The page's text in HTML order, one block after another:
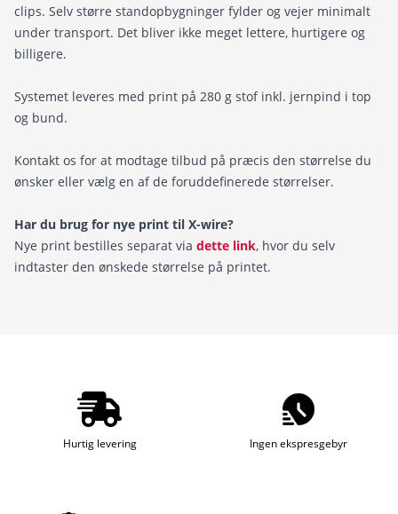
clips. Selv større standopbygninger fylder og vejer minimalt
under transport. Det bliver ikke meget lettere, hurtigere og
billigere.
Systemet leveres med print på 280 g stof inkl. jernpind i top
og bund.
Kontakt os for at modtage tilbud på præcis den størrelse du
ønsker eller vælg en af de foruddefinerede størrelser.
Har du brug for nye print til X-wire?
Nye print bestilles separat via dette link, hvor du selv
indtaster den ønskede størrelse på printet.
Hurtig levering Ingen ekspresgebyr